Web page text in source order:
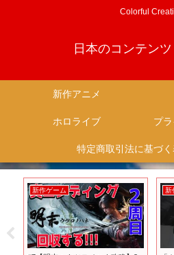
Colorful
日本のコンテン
新作アニメ
ホロライブ
新作ゲーム 新